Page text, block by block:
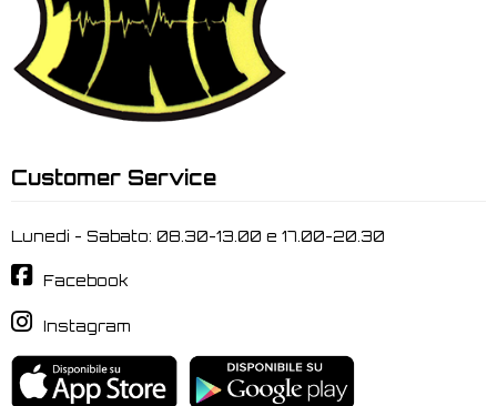
Customer Service
Lunedi - Sabato: 08.30-13.00 e 17.00-20.30
Facebook
Instagram